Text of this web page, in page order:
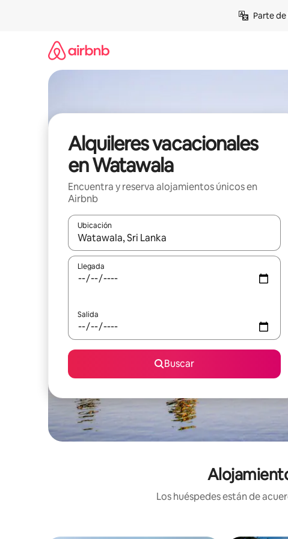
Parte
Alquileres vacacionales
en Watawala
Encuentra y reserva alojamientos únicos en
Airbnb
Ubicación
Cuando los resultados estén disponibles, navega con
Llegada
Salida
Buscar
Los huéspedes están de